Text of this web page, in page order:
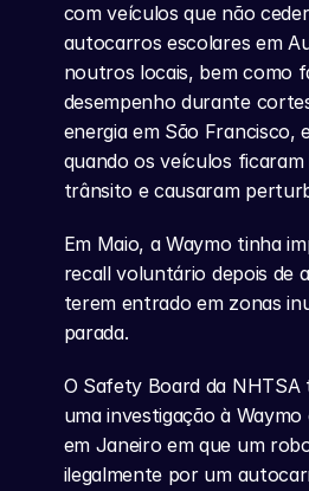
com veículos que não
autocarros escolares em
noutros locais, bem como
desempenho durante
energia em São Francisco,
quando os veículos ficaram
trânsito e causaram
Em Maio, a Waymo tinha
recall voluntário depois de
terem entrado em zonas
parada.
O Safety Board da NHTSA
uma investigação à
em Janeiro em que um
ilegalmente por um